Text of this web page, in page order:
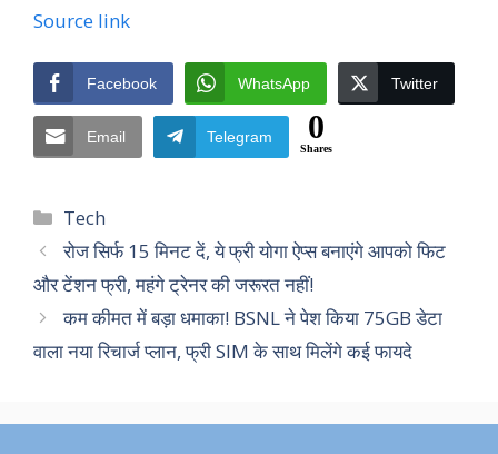
Source link
Facebook WhatsApp Twitter
Email Telegram 0
Shares
Categories
Tech
रोज सिर्फ 15 मिनट दें, ये फ्री योगा ऐप्स बनाएंगे आपको फिट
और टेंशन फ्री, महंगे ट्रेनर की जरूरत नहीं!
कम कीमत में बड़ा धमाका! BSNL ने पेश किया 75GB डेटा
वाला नया रिचार्ज प्लान, फ्री SIM के साथ मिलेंगे कई फायदे